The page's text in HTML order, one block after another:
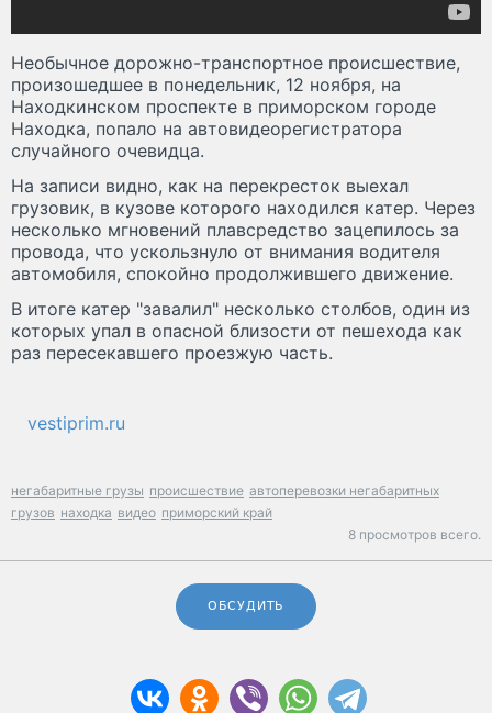
Необычное дорожно-транспортное происшествие,
произошедшее в понедельник, 12 ноября, на
Находкинском проспекте в приморском городе
Находка, попало на автовидеорегистратора
случайного очевидца.
На записи видно, как на перекресток выехал
грузовик, в кузове которого находился катер. Через
несколько мгновений плавсредство зацепилось за
провода, что ускользнуло от внимания водителя
автомобиля, спокойно продолжившего движение.
В итоге катер "завалил" несколько столбов, один из
которых упал в опасной близости от пешехода как
раз пересекавшего проезжую часть.
vestiprim.ru
негабаритные грузы происшествие автоперевозки негабаритных
грузов находка видео приморский край
8 просмотров всего.
ОБСУДИТЬ